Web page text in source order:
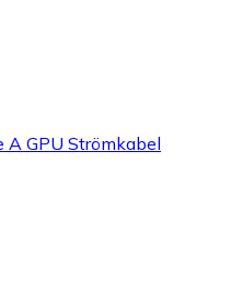
A GPU Strömkabel